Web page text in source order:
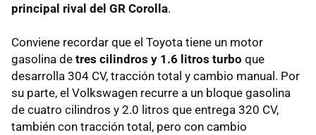
principal rival del GR Corolla.
Conviene recordar que el Toyota tiene un motor
gasolina de tres cilindros y 1.6 litros turbo que
desarrolla 304 CV, tracción total y cambio manual. Por
su parte, el Volkswagen recurre a un bloque gasolina
de cuatro cilindros y 2.0 litros que entrega 320 CV,
también con tracción total, pero con cambio